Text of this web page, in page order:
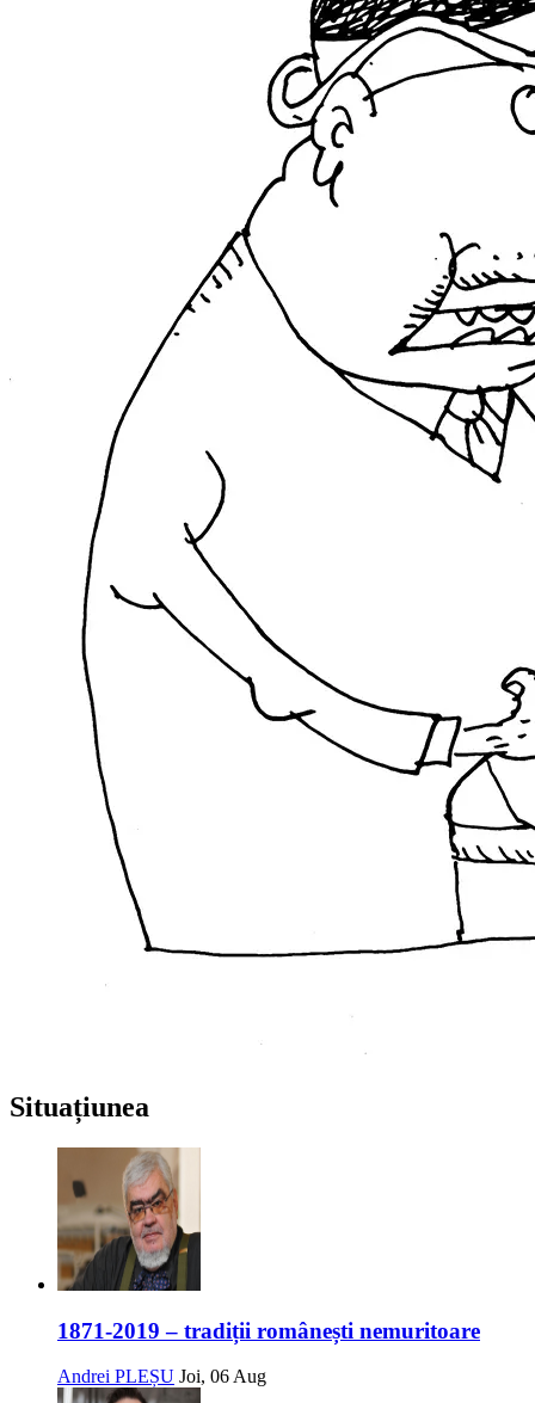
Situațiunea
1871-2019 – tradiții românești nemuritoare
Andrei PLEȘU Joi, 06 Aug